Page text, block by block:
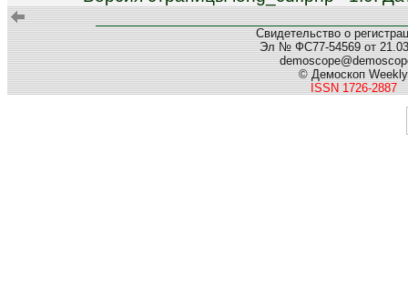
Свидетельство о
Эл № ФС77-54569 от
© Демоскоп Weekly
ISSN 1726-2887